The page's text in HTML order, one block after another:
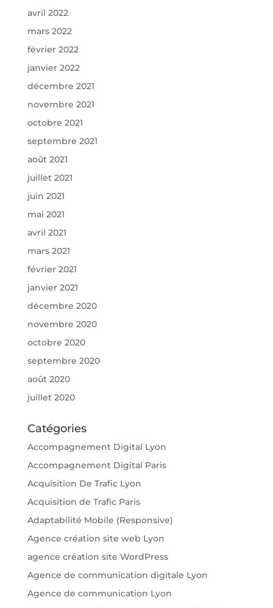
avril 2022
mars 2022
février 2022
janvier 2022
décembre 2021
novembre 2021
octobre 2021
septembre 2021
août 2021
juillet 2021
juin 2021
mai 2021
avril 2021
mars 2021
février 2021
janvier 2021
décembre 2020
novembre 2020
octobre 2020
septembre 2020
août 2020
juillet 2020
Catégories
Accompagnement Digital Lyon
Accompagnement Digital Paris
Acquisition De Trafic Lyon
Acquisition de Trafic Paris
Adaptabilité Mobile (Responsive)
Agence création site web Lyon
agence création site WordPress
Agence de communication digitale Lyon
Agence de communication Lyon